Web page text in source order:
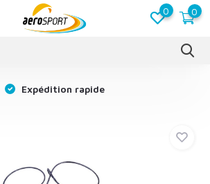
0 0
Expédition rapide